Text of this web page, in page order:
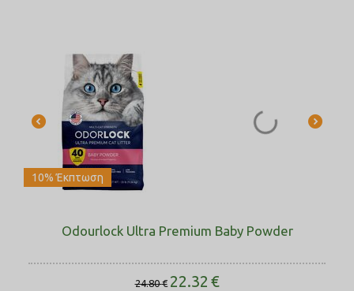
10% Έκπτωση
Odourlock Ultra Premium Baby Powder
24.80 € 22.32 €